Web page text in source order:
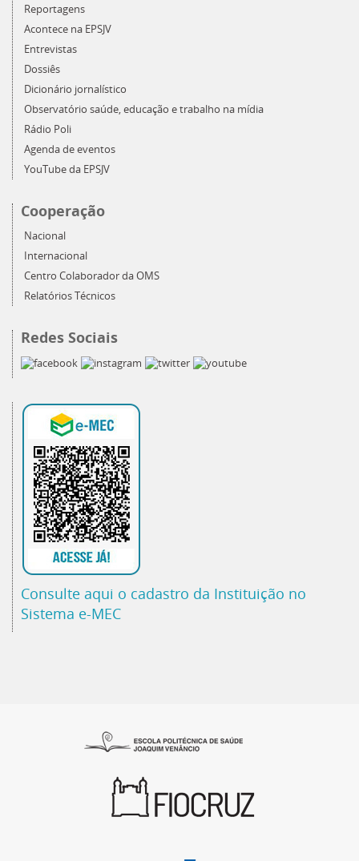
Reportagens
Acontece na EPSJV
Entrevistas
Dossiês
Dicionário jornalístico
Observatório saúde, educação e trabalho na mídia
Rádio Poli
Agenda de eventos
YouTube da EPSJV
Cooperação
Nacional
Internacional
Centro Colaborador da OMS
Relatórios Técnicos
Redes Sociais
Consulte aqui o cadastro da Instituição no
Sistema e-MEC